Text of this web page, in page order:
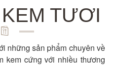
TƯƠI
những sản phẩm chuyên về
kem cứng với nhiều thương